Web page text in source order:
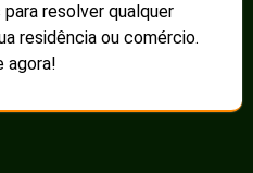
resolver qualquer
residência ou comércio.
agora!